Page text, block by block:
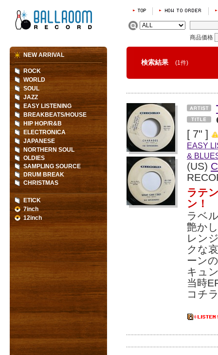
商品価格
検索結果 (1件)
[ 7" ]
EASY
&
(US)
ラテ
ン！
ラベ
艶か
レン
クな
ーン
キュ
当時
コチ
NEW ARRIVAL
ROCK
WORLD
SOUL
JAZZ
EASY LISTENING
BREAKBEATS/HOUSE
HIP HOP/R&B
ELECTRONICA
JAPANESE
NORTHERN SOUL
OLDIES
SAMPLING SOURCE
DRUM BREAK
CHRISTMAS
ETICK
7inch
12inch